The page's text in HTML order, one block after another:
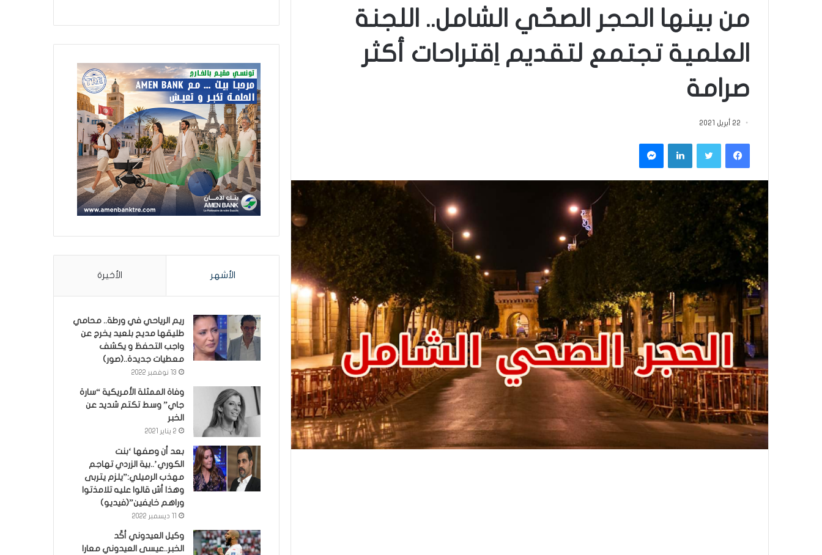
من بينها الحجر الصحّي الشامل.. اللجنة
العلمية تجتمع لتقديم اِقتراحات أكثر
صرامة
22 أبريل 2021
فيسبوكتويتر لينكدإن ماسنجر
الأشهر الأخيرة
ريم الرياحي في ورطة.. محامي
طليقها مديح بلعيد يخرج عن
واجب التحفظ و يكشف
معطيات جديدة..(صور)
13 نوفمبر 2022
وفاة الممثلة الأمريكية “سارة
جاي” وسط تكتم شديد عن
الخبر
2 يناير 2021
بعد أن وصفها ‘بنت
الكوري’..بية الزردي تهاجم
مهذب الرميلي:”يلزم يتربى
وهذا أش قالوا عليه تلامذتوا
وراهم خايفين”(فيديو)
وكيل العيدوني أكّد
الخبر..عيسى العيدوني معارا